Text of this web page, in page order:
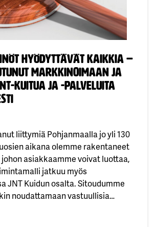
hyödyttävät kaikkia –
markkinoimaan ja
kuitua ja -palveluita
liittymiä Pohjanmaalla jo yli 130
aikana olemme rakentaneet
asiakkaamme voivat luottaa,
jatkuu myös
JNT Kuidun osalta. Sitoudumme
noudattamaan vastuullisia
ja myydessämme
ja muita
säännöt hyödyttävät kaikkia – JNT on